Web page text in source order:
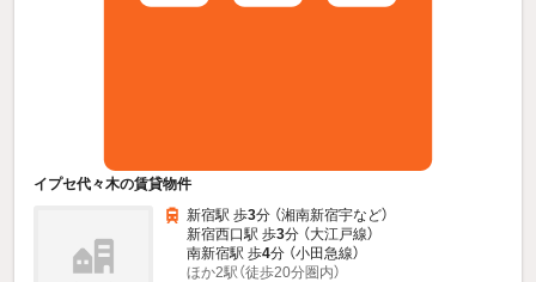
イプセ代々木の賃貸物件
新宿駅 歩3分 （湘南新宿宇など）
新宿西口駅 歩3分 （大江戸線）
南新宿駅 歩4分 （小田急線）
ほか2駅（徒歩20分圏内）